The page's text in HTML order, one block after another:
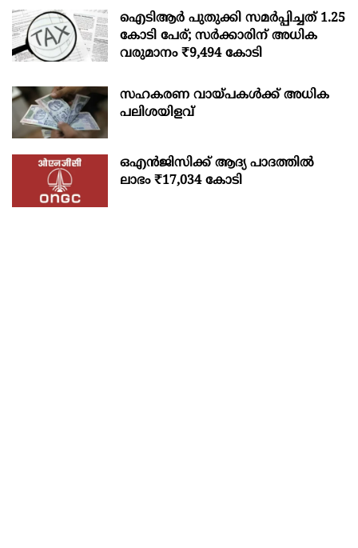
ഐടിആര്‍ പുതുക്കി സമർപ്പിച്ചത് 1.25
കോടി പേര്; സർക്കാരിന് അധിക
വരുമാനം ₹9,494 കോടി
സഹകരണ വായ്പകള്‍ക്ക് അധിക
പലിശയിളവ്
ഒഎന്‍ജിസിക്ക് ആദ്യ പാദത്തില്‍
ലാഭം ₹17,034 കോടി